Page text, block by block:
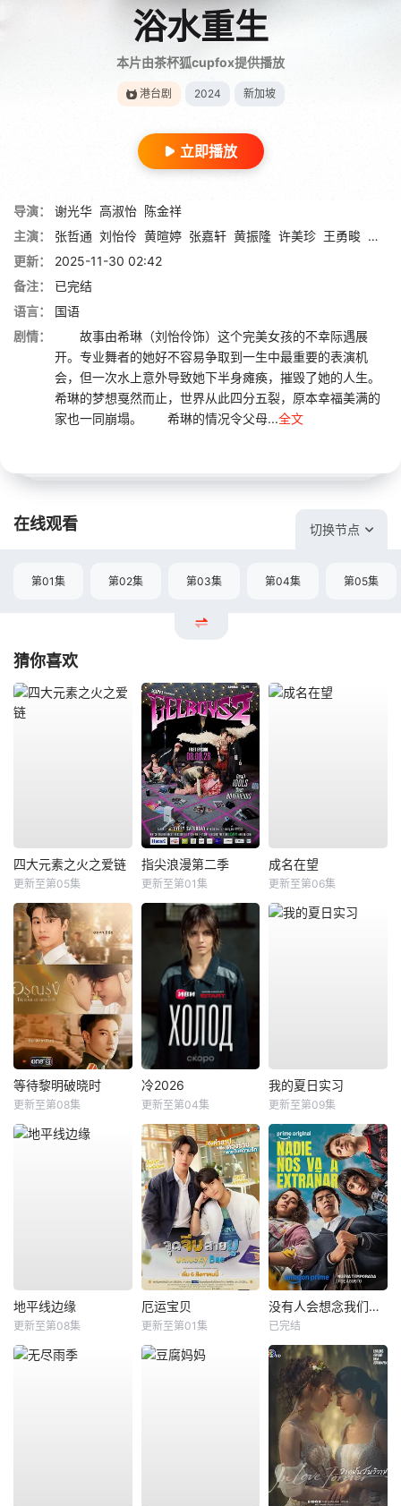
浴水重生
本片由茶杯狐cupfox提供播放
港台剧 2024 新加坡
立即播放
导演： 谢光华 高淑怡 陈金祥
主演：
张哲通 刘怡伶 黄暄婷 张嘉轩 黄振隆 许美珍 王勇畯 郭亮
更新：
2025-11-30 02:42
备注：
已完结
语言：
国语
剧情：
故事由希琳（刘怡伶饰）这个完美女孩的不幸际遇展
开。专业舞者的她好不容易争取到一生中最重要的表演机
会，但一次水上意外导致她下半身瘫痪，摧毁了她的人生。
希琳的梦想戛然而止，世界从此四分五裂，原本幸福美满的
家也一同崩塌。 希琳的情况令父母...全文
在线观看 切换节点
第01集 第02集 第03集 第04集 第05集
猜你喜欢
四大元素之火之爱链
更新至第05集
指尖浪漫第二季
更新至第01集
成名在望
更新至第06集
等待黎明破晓时
更新至第08集
冷2026
更新至第04集
我的夏日实习
更新至第09集
地平线边缘
更新至第08集
厄运宝贝
更新至第01集
没有人会想念我们第二季
已完结